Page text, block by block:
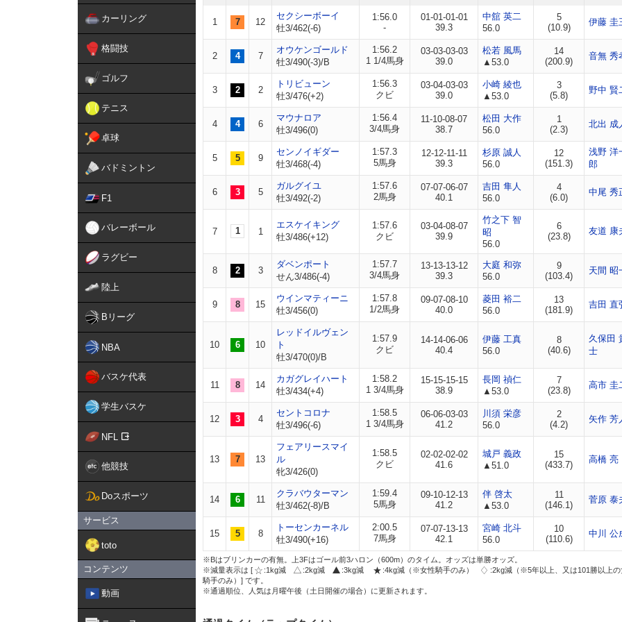
カーリング
格闘技
ゴルフ
テニス
卓球
バドミントン
F1
バレーボール
ラグビー
陸上
Bリーグ
NBA
バスケ代表
学生バスケ
NFL
他競技
Doスポーツ
サービス
toto
コンテンツ
動画
1 7 12
セクシーボーイ
牡3/462(-6)
1:56.0
-
01-01-01-01
39.3
中舘 英二
56.0
5
(10.9)
伊藤 圭
2 4 7
オウケンゴールド
牡3/490(-3)/B
1:56.2
1 1/4馬身
03-03-03-03
39.0
松若 風馬
▲53.0
14
(200.9)
音無 秀
3 2 2
トリビューン
牡3/476(+2)
1:56.3
クビ
03-04-03-03
39.0
小崎 綾也
▲53.0
3
(5.8)
野中 賢
4 4 6
マウナロア
牡3/496(0)
1:56.4
3/4馬身
11-10-08-07
38.7
松田 大作
56.0
1
(2.3)
北出 成
5 5 9
センノイギダー
牡3/468(-4)
1:57.3
5馬身
12-12-11-11
39.3
杉原 誠人
56.0
12
(151.3)
浅野 洋
郎
6 3 5
ガルグイユ
牡3/492(-2)
1:57.6
2馬身
07-07-06-07
40.1
吉田 隼人
56.0
4
(6.0)
中尾 秀
7 1 1
エスケイキング
牡3/486(+12)
1:57.6
クビ
03-04-08-07
39.9
竹之下 智
昭
56.0
6
(23.8)
友道 康
8 2 3
ダベンポート
せん3/486(-4)
1:57.7
3/4馬身
13-13-13-12
39.3
大庭 和弥
56.0
9
(103.4)
天間 昭
9 8 15
ウインマティーニ
牡3/456(0)
1:57.8
1/2馬身
09-07-08-10
40.0
菱田 裕二
56.0
13
(181.9)
吉田 直
10 6 10
レッドイルヴェン
ト
牡3/470(0)/B
1:57.9
クビ
14-14-06-06
40.4
伊藤 工真
56.0
8
(40.6)
久保田
士
11 8 14
カガグレイハート
牡3/434(+4)
1:58.2
1 3/4馬身
15-15-15-15
38.9
長岡 禎仁
▲53.0
7
(23.8)
高市 圭
12 3 4
セントコロナ
牡3/496(-6)
1:58.5
1 3/4馬身
06-06-03-03
41.2
川須 栄彦
56.0
2
(4.2)
矢作 芳
13 7 13
フェアリースマイ
ル
牝3/426(0)
1:58.5
クビ
02-02-02-02
41.6
城戸 義政
▲51.0
15
(433.7)
高橋 亮
14 6 11
クラバウターマン
牡3/462(-8)/B
1:59.4
5馬身
09-10-12-13
41.2
伴 啓太
▲53.0
11
(146.1)
菅原 泰
15 5 8
トーセンカーネル
牡3/490(+16)
2:00.5
7馬身
07-07-13-13
42.1
宮崎 北斗
56.0
10
(110.6)
中川 公
※Bはブリンカーの有無。上3Fはゴール前3ハロン（600m）のタイム。オッズは単勝オッズ。
※減量表示は [
:1kg減 :2kg減 :3kg減 :4kg減（※女性騎手のみ）
:2kg減（※5年以上、又は101勝以上の
騎手のみ）] です。
※通過順位、人気は月曜午後（土日開催の場合）に更新されます。